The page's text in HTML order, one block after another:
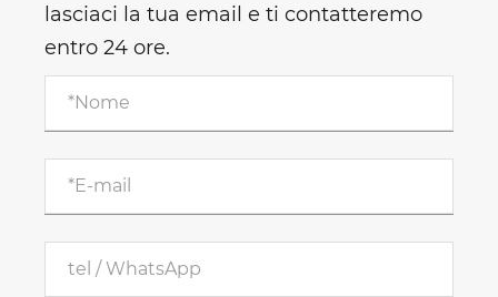
lasciaci la tua email e ti contatteremo
entro 24 ore.